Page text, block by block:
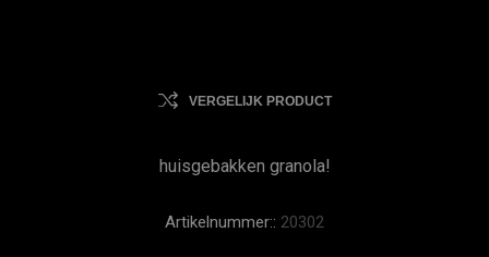
VERGELIJK PRODUCT
huisgebakken granola!
Artikelnummer:: 20302